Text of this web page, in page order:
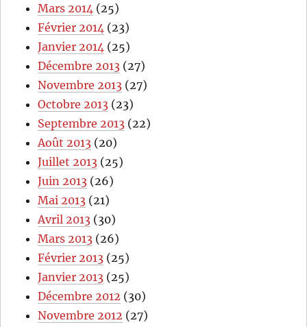
Mars 2014 (25)
Février 2014 (23)
Janvier 2014 (25)
Décembre 2013 (27)
Novembre 2013 (27)
Octobre 2013 (23)
Septembre 2013 (22)
Août 2013 (20)
Juillet 2013 (25)
Juin 2013 (26)
Mai 2013 (21)
Avril 2013 (30)
Mars 2013 (26)
Février 2013 (25)
Janvier 2013 (25)
Décembre 2012 (30)
Novembre 2012 (27)